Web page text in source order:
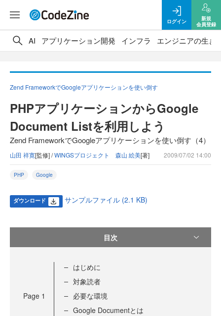
ログイン
新規
会員登録
AI アプリケーション開発 インフラ エンジニアの生き
Zend FrameworkでGoogleアプリケーションを使い倒す
PHPアプリケーションからGoogle
Document Listを利用しよう
Zend FrameworkでGoogleアプリケーションを使い倒す（4）
山田 祥寛[監修] /WINGSプロジェクト 森山 絵美[著] 2009/07/02 14:00
PHP Google
ダウンロード サンプルファイル (2.1 KB)
目次
Page 1
はじめに
対象読者
必要な環境
Google Documentとは